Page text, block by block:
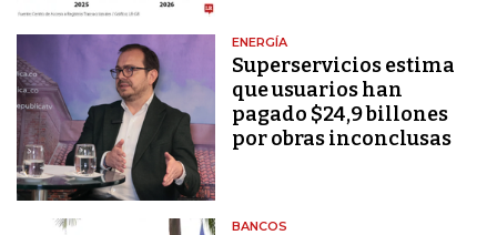
ENERGÍA
Superservicios estima
que usuarios han
pagado $24,9 billones
por obras inconclusas
BANCOS